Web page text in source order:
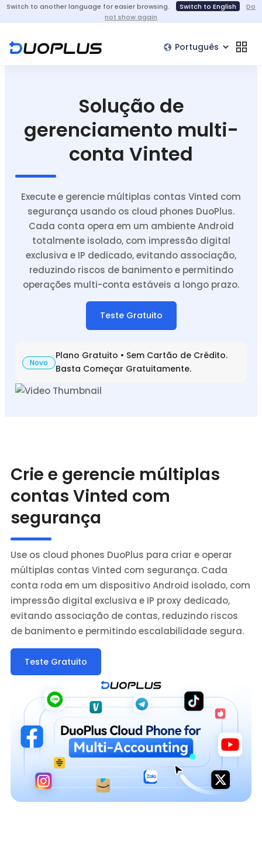
Switch to another language for easier browsing. Switch to English
Do
not show again
Solução de
gerenciamento multi-
conta Vinted
Execute e gerencie múltiplas contas Vinted com
segurança usando os cloud phones DuoPlus.
Cada conta opera em um ambiente Android
totalmente isolado, com impressão digital
exclusiva e IP dedicado, evitando associação,
reduzindo riscos de banimento e permitindo
operações multi-conta estáveis a longo prazo.
Teste Gratuito
Novo
Plano Gratuito • Sem Cartão de Crédito.
Basta Começar Gratuitamente.
Crie e gerencie múltiplas
contas Vinted com
segurança
Use os cloud phones DuoPlus para criar e operar
múltiplas contas Vinted com segurança. Cada
conta roda em um dispositivo Android isolado, com
impressão digital exclusiva e IP proxy dedicado,
evitando associação de contas, reduzindo riscos
de banimento e permitindo escalabilidade segura.
Teste Gratuito